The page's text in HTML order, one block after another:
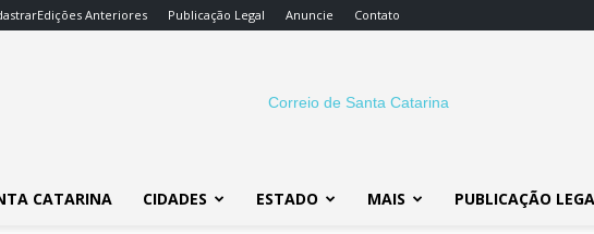
Edições Anteriores Publicação Legal Anuncie Contato
CATARINA CIDADES ESTADO MAIS PUBLICAÇÃO